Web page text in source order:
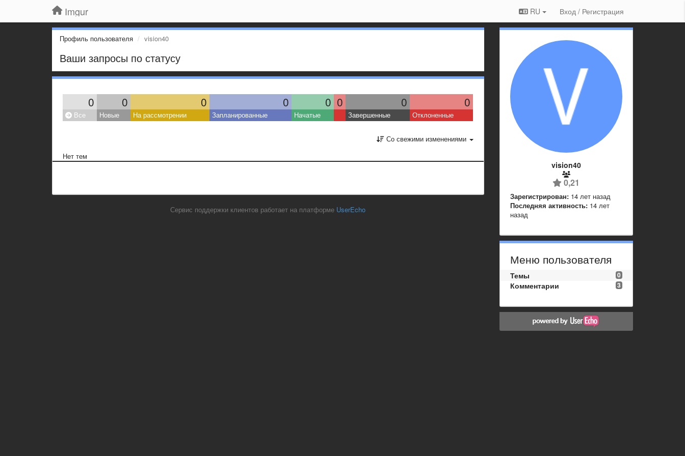
Imgur RU Вход / Регистрация
Профиль пользователя vision40
Ваши запросы по статусу
0 0 0 0 0 0 0 0
Все Новые На рассмотрении Запланированные Начатые Завершенные Отклоненные
Со свежими изменениями
Нет тем
Сервис поддержки клиентов работает на платформе UserEcho
vision40
0,21
Зарегистрирован: 14 лет назад
Последняя активность: 14 лет
назад
Меню пользователя
0
Темы
3
Комментарии